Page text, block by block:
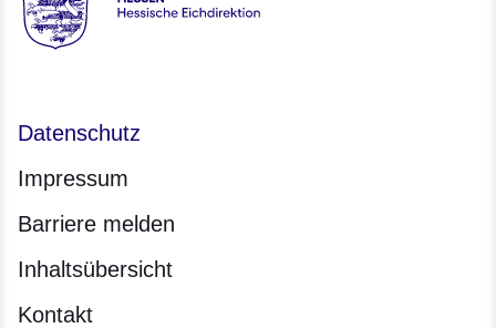
Hessen - Hessische Eichdirektion
Datenschutz
Impressum
Barriere melden
Inhaltsübersicht
Kontakt